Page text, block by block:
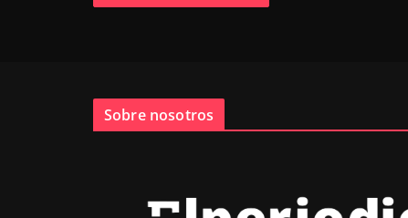
Sobre nosotros